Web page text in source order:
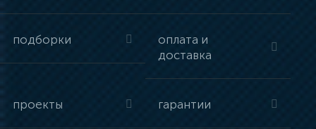
подборки
оплата и
доставка
проекты гарантии